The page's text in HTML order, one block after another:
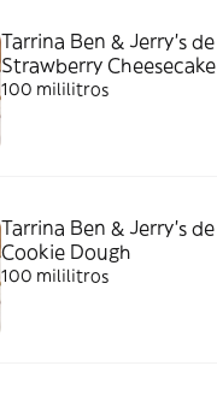
Tarrina Ben & Jerry's de
Strawberry Cheesecake
100 mililitros
Tarrina Ben & Jerry's de
Cookie Dough
100 mililitros